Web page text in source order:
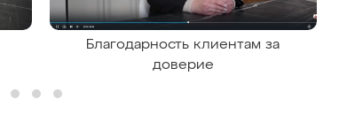
Благодарность клиентам за
доверие